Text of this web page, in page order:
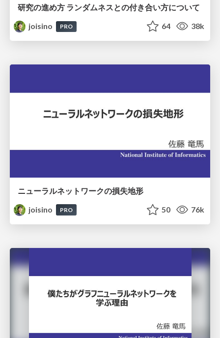
研究の進め方 ランダムネスとの付き合い方について
joisino
PRO 64 38k
ニューラルネットワークの損失地形
joisino
PRO 50 76k